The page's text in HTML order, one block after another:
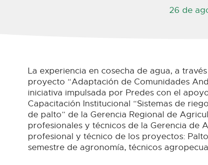
26 de
La experiencia en cosecha de agua, a
proyecto “Adaptación de Comunidades
iniciativa impulsada por Predes con el
Capacitación Institucional “Sistemas de
de palto” de la Gerencia Regional de
profesionales y técnicos de la Gerencia de
profesional y técnico de los proyectos:
semestre de agronomía, técnicos